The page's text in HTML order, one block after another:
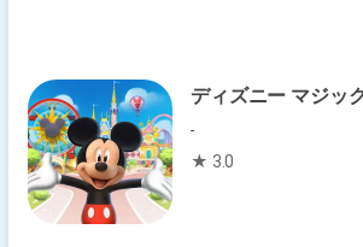
ディズニー マジッ
-
★ 3.0